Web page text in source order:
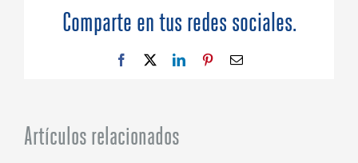
en
Organic
Iberia
Comparte en tus redes sociales.
Facebook LinkedInPinterestCorreo
Artículos relacionados